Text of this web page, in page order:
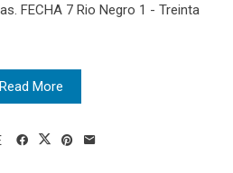
FECHA 7 Rio Negro 1 - Treinta
Read More